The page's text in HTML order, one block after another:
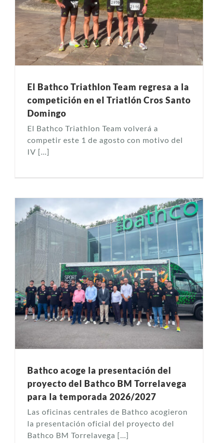
El Bathco Triathlon Team regresa a la
competición en el Triatlón Cros Santo
Domingo
El Bathco Triathlon Team volverá a
competir este 1 de agosto con motivo del
IV [...]
Bathco acoge la presentación del
proyecto del Bathco BM Torrelavega
para la temporada 2026/2027
Las oficinas centrales de Bathco acogieron
la presentación oficial del proyecto del
Bathco BM Torrelavega [...]